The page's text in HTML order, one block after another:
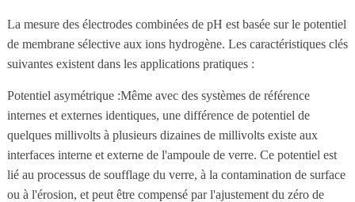
La mesure des électrodes combinées de pH est basée sur le potentiel
de membrane sélective aux ions hydrogène. Les caractéristiques clés
suivantes existent dans les applications pratiques :
Potentiel asymétrique :Même avec des systèmes de référence
internes et externes identiques, une différence de potentiel de
quelques millivolts à plusieurs dizaines de millivolts existe aux
interfaces interne et externe de l'ampoule de verre. Ce potentiel est
lié au processus de soufflage du verre, à la contamination de surface
ou à l'érosion, et peut être compensé par l'ajustement du zéro de